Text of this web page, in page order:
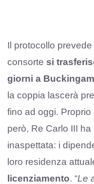
Il protocollo
consorte si
giorni a
la coppia lascerà
fino ad oggi.
però, Re Carlo III
inaspettata: i
loro residenza
licenziamento. “Le